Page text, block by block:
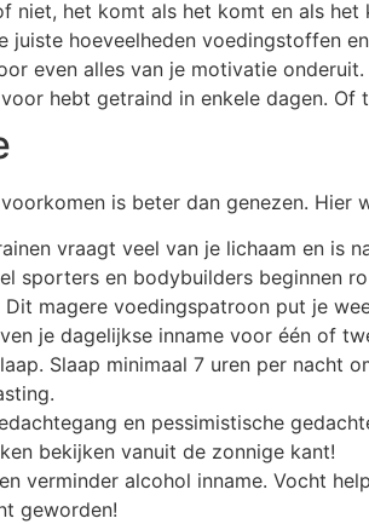
niet, het komt als het komt en als
juiste hoeveelheden voedingstoffen
even alles van je motivatie
hebt getraind in enkele dagen. Of
is beter dan genezen. Hier
vraagt veel van je lichaam en is
sporters en bodybuilders beginnen
Dit magere voedingspatroon put je
je dagelijkse inname voor één of
Slaap minimaal 7 uren per nacht
en pessimistische
bekijken vanuit de zonnige kant!
verminder alcohol inname. Vocht
geworden!